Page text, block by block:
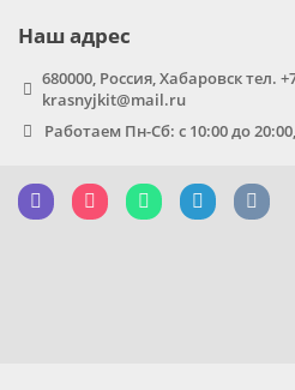
Наш адрес
680000, Россия, Хабаровск тел.
krasnyjkit@mail.ru
Работаем Пн-Сб: с 10:00 до